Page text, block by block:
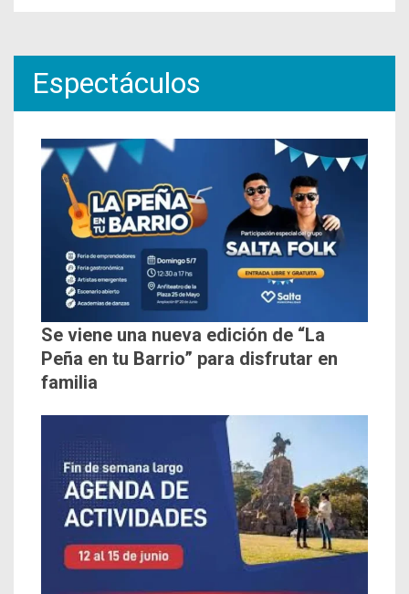
Espectáculos
Se viene una nueva edición de “La
Peña en tu Barrio” para disfrutar en
familia